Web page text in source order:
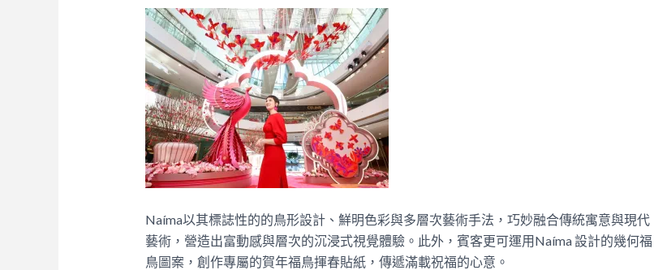
Naíma以其標誌性的的鳥形設計、鮮明色彩與多層次藝術手法，巧妙融合傳統寓意與現代
藝術，營造出富動感與層次的沉浸式視覺體驗。此外，賓客更可運用Naíma 設計的幾何福
鳥圖案，創作專屬的賀年福鳥揮春貼紙，傳遞滿載祝福的心意。